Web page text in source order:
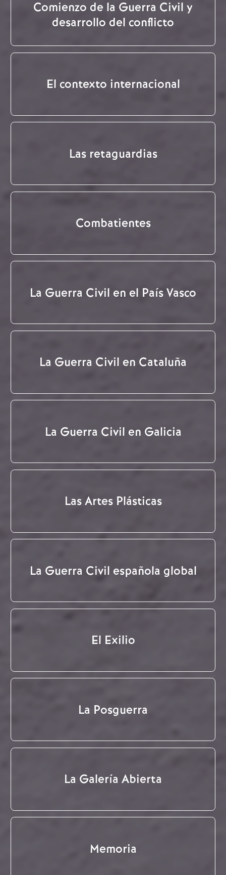
Comienzo de la Guerra Civil y
desarrollo del conflicto
El contexto internacional
Las retaguardias
Combatientes
La Guerra Civil en el País Vasco
La Guerra Civil en Cataluña
La Guerra Civil en Galicia
Las Artes Plásticas
La Guerra Civil española global
El Exilio
La Posguerra
La Galería Abierta
Memoria